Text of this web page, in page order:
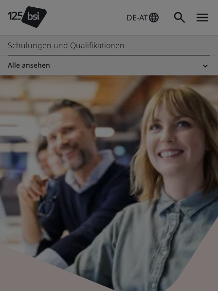
DE-AT
Schulungen und Qualifikationen
Alle ansehen